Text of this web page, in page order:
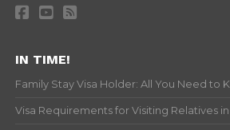
IN TIME!
Family Stay Visa Holder: All You Need to
Visa Requirements for Visiting